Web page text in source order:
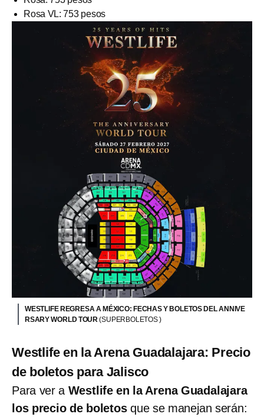
Rosa VL: 753 pesos
WESTLIFE REGRESA A MÉXICO: FECHAS Y BOLETOS DEL ANNIVE
RSARY WORLD TOUR(SUPERBOLETOS )
Westlife en la Arena Guadalajara: Precio
de boletos para Jalisco
Para ver a Westlife en la Arena Guadalajara
los precio de boletosque se manejan serán: